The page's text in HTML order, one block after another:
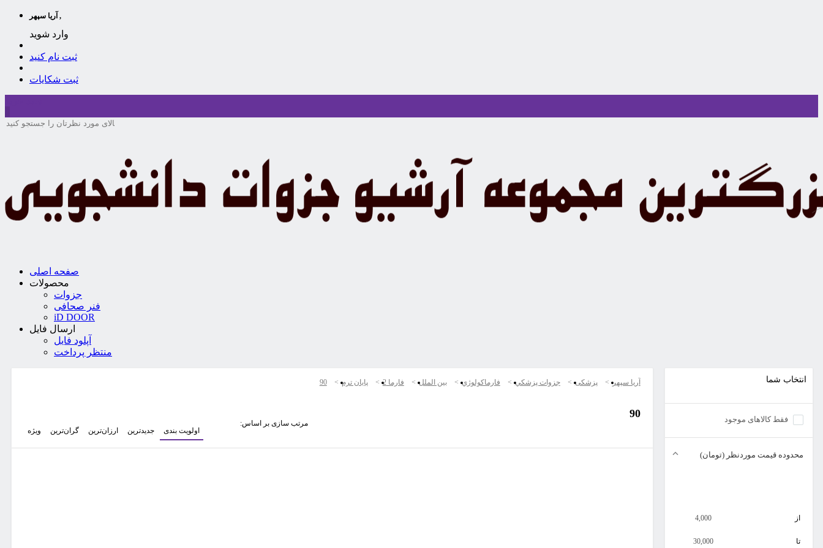
آریا سپهر ,
وارد شوید
ثبت نام کنید
ثبت شکایات
صفحه اصلی
محصولات
جزوات
فنر صحافی
iD DOOR
ارسال فایل
آپلود فایل
منتظر پرداخت
انتخاب شما
فقط کالاهای موجود
محدوده قیمت موردنظر (تومان)
از 4,000
تا 30,000
آریا سپهر پزشکی جزوات پزشكي فارماكولوژي بین الملل فارما 2 پایان ترم 90
90
مرتب سازی بر اساس:
اولویت بندی
جدیدترین ارزان‌ترین گران‌ترین ویژه